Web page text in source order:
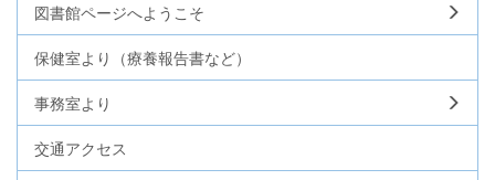
図書館ページへようこそ
保健室より（療養報告書など）
事務室より
交通アクセス